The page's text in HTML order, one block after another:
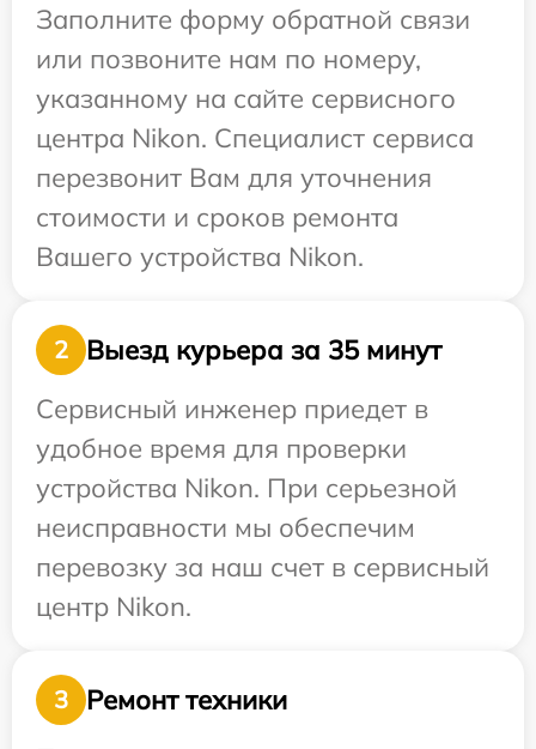
Заполните форму обратной связи
или позвоните нам по номеру,
указанному на сайте сервисного
центра Nikon. Специалист сервиса
перезвонит Вам для уточнения
стоимости и сроков ремонта
Вашего устройства Nikon.
2
Выезд курьера за 35 минут
Сервисный инженер приедет в
удобное время для проверки
устройства Nikon. При серьезной
неисправности мы обеспечим
перевозку за наш счет в сервисный
центр Nikon.
3
Ремонт техники